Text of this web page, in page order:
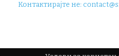
Контактирајте не: